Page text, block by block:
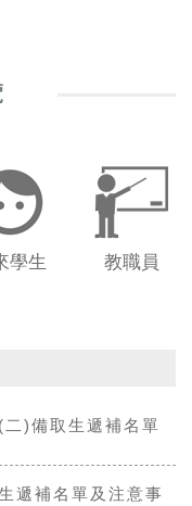
學生 教職員
)備取生遞補名單
遞補名單及注意事